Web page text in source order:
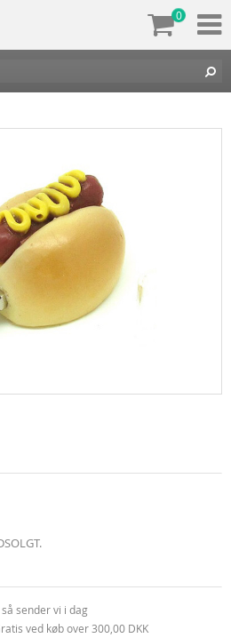
0
sender vi i dag
ved køb over 300,00 DKK